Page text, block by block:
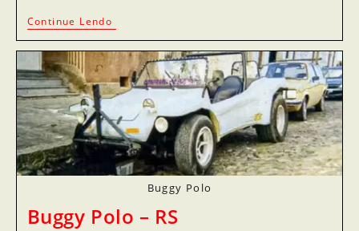
Continue Lendo
Buggy Polo
Buggy Polo – RS